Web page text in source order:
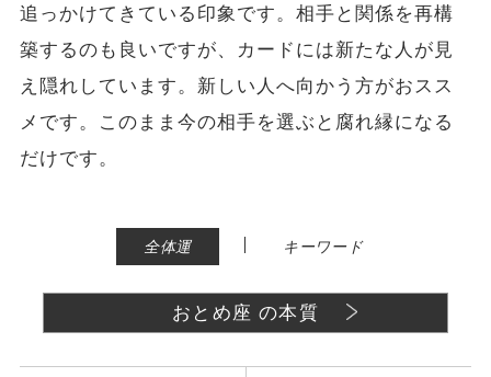
追っかけてきている印象です。相手と関係を再構
築するのも良いですが、カードには新たな人が見
え隠れしています。新しい人へ向かう方がおスス
メです。このまま今の相手を選ぶと腐れ縁になる
だけです。
全体運 | キーワード
おとめ座 の本質